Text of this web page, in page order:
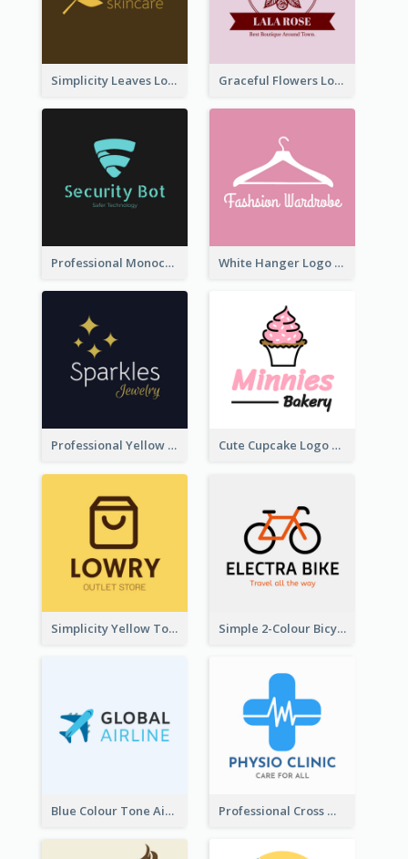
Simplicity Leaves Logo For Body Care Store Graceful Flowers Logo In Round Shape
Professional Monochrome Logo For Security Services White Hanger Logo For Clothes Store
Professional Yellow And White Sparkles Jewelry Logo Cute Cupcake Logo For Bakery
Simplicity Yellow Tone Logo For Outlet Store Simple 2-Colour Bicycle Logo
Blue Colour Tone Airplane Logo Professional Cross With ECG Logo For Clinic